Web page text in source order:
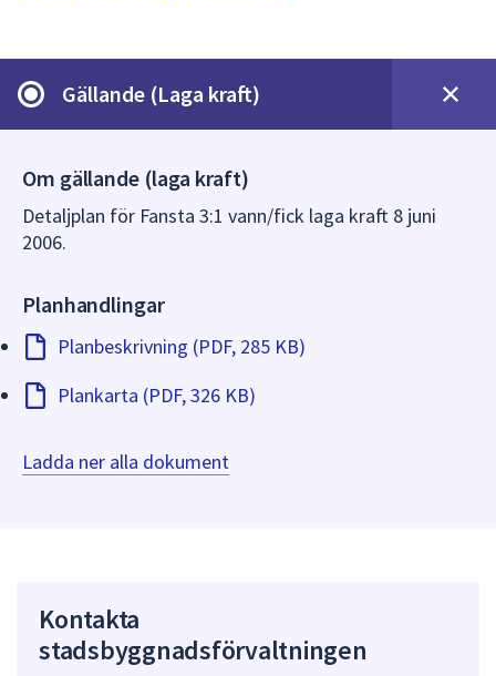
av
Gällande (Laga kraft)
Om gällande (laga kraft)
Detaljplan för Fansta 3:1 vann/fick laga kraft 8 juni
2006.
Planhandlingar
Planbeskrivning (PDF, 285 KB)
Plankarta (PDF, 326 KB)
Ladda ner alla dokument
Kontakta
stadsbyggnadsförvaltningen